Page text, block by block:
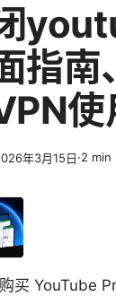
指南
使
年3月15日·2 min
买 YouTube